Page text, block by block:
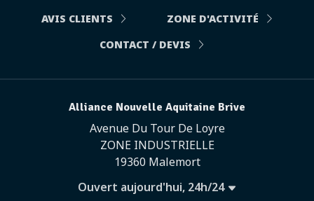
AVIS CLIENTS
ZONE D'ACTIVITÉ
CONTACT / DEVIS
Alliance Nouvelle Aquitaine Brive
Avenue Du Tour De Loyre
ZONE INDUSTRIELLE
19360 Malemort
Ouvert aujourd'hui, 24h/24